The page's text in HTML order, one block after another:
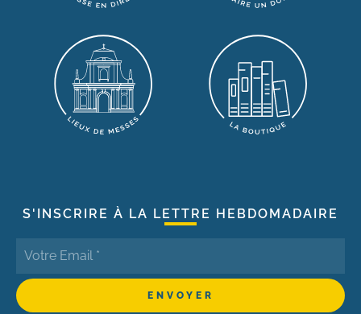
S'INSCRIRE À LA LETTRE HEBDOMADAIRE